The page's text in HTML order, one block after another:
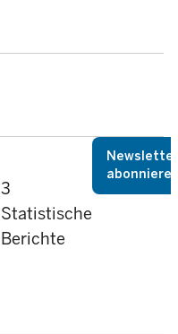
3
Statistische
Berichte
Newsletter